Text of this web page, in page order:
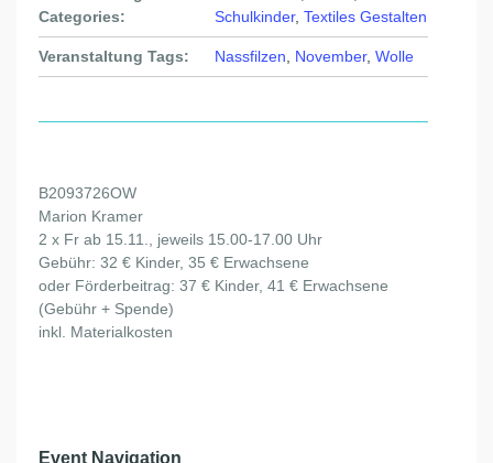
Categories:
Schulkinder, Textiles Gestalten
Veranstaltung Tags: Nassfilzen November, Wolle
B2093726OW
Marion Kramer
2 x Fr ab 15.11., jeweils 15.00-17.00 Uhr
Gebühr: 32 € Kinder, 35 € Erwachsene
oder Förderbeitrag: 37 € Kinder, 41 € Erwachsene
(Gebühr + Spende)
inkl. Materialkosten
Event Navigation